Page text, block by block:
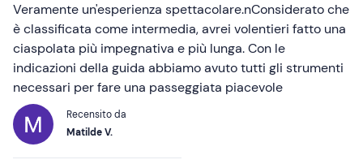
Veramente un'esperienza spettacolare.nConsiderato che
è classificata come intermedia, avrei volentieri fatto una
ciaspolata più impegnativa e più lunga. Con le
indicazioni della guida abbiamo avuto tutti gli strumenti
necessari per fare una passeggiata piacevole
Recensito da
Matilde V.